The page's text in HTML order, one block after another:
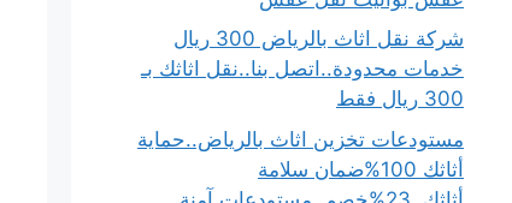
شركة نقل اثاث بالرياض 300 ريال
خدمات محدودة..اتصل بنا..نقل اثاثك بـ
300 ريال فقط
مستودعات تخزين اثاث بالرياض..حماية
أثاثك 100%ضمان سلامة